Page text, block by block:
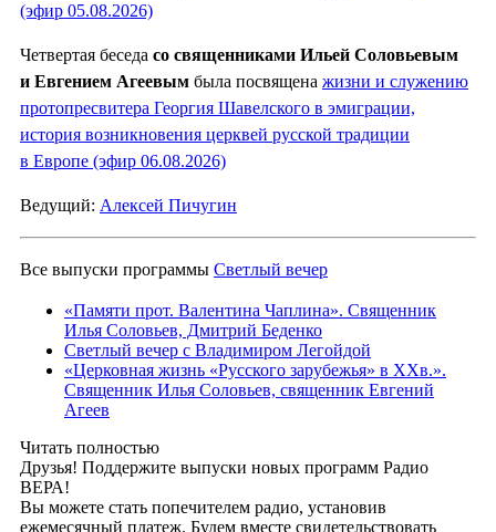
(эфир 05.08.2026)
Четвертая беседа со священниками Ильей Соловьевым
и Евгением Агеевым была посвящена жизни и служению
протопресвитера Георгия Шавелского в эмиграции,
история возникновения церквей русской традиции
в Европе (эфир 06.08.2026)
Ведущий: Алексей Пичугин
Все выпуски программы Светлый вечер
«Памяти прот. Валентина Чаплина». Священник
Илья Соловьев, Дмитрий Беденко
Светлый вечер с Владимиром Легойдой
«Церковная жизнь «Русского зарубежья» в ХХв.».
Священник Илья Соловьев, священник Евгений
Агеев
Читать полностью
Друзья! Поддержите выпуски новых программ Радио
ВЕРА!
Вы можете стать попечителем радио, установив
ежемесячный платеж. Будем вместе свидетельствовать